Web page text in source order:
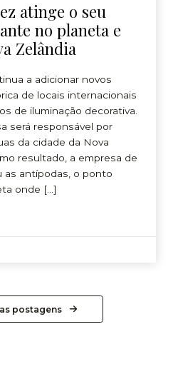
atinge o seu
no planeta e
Zelândia
a adicionar novos
de locais internacionais
de iluminação decorativa.
será responsável por
da cidade da Nova
resultado, a empresa de
as antípodas, o ponto
onde […]
postagens